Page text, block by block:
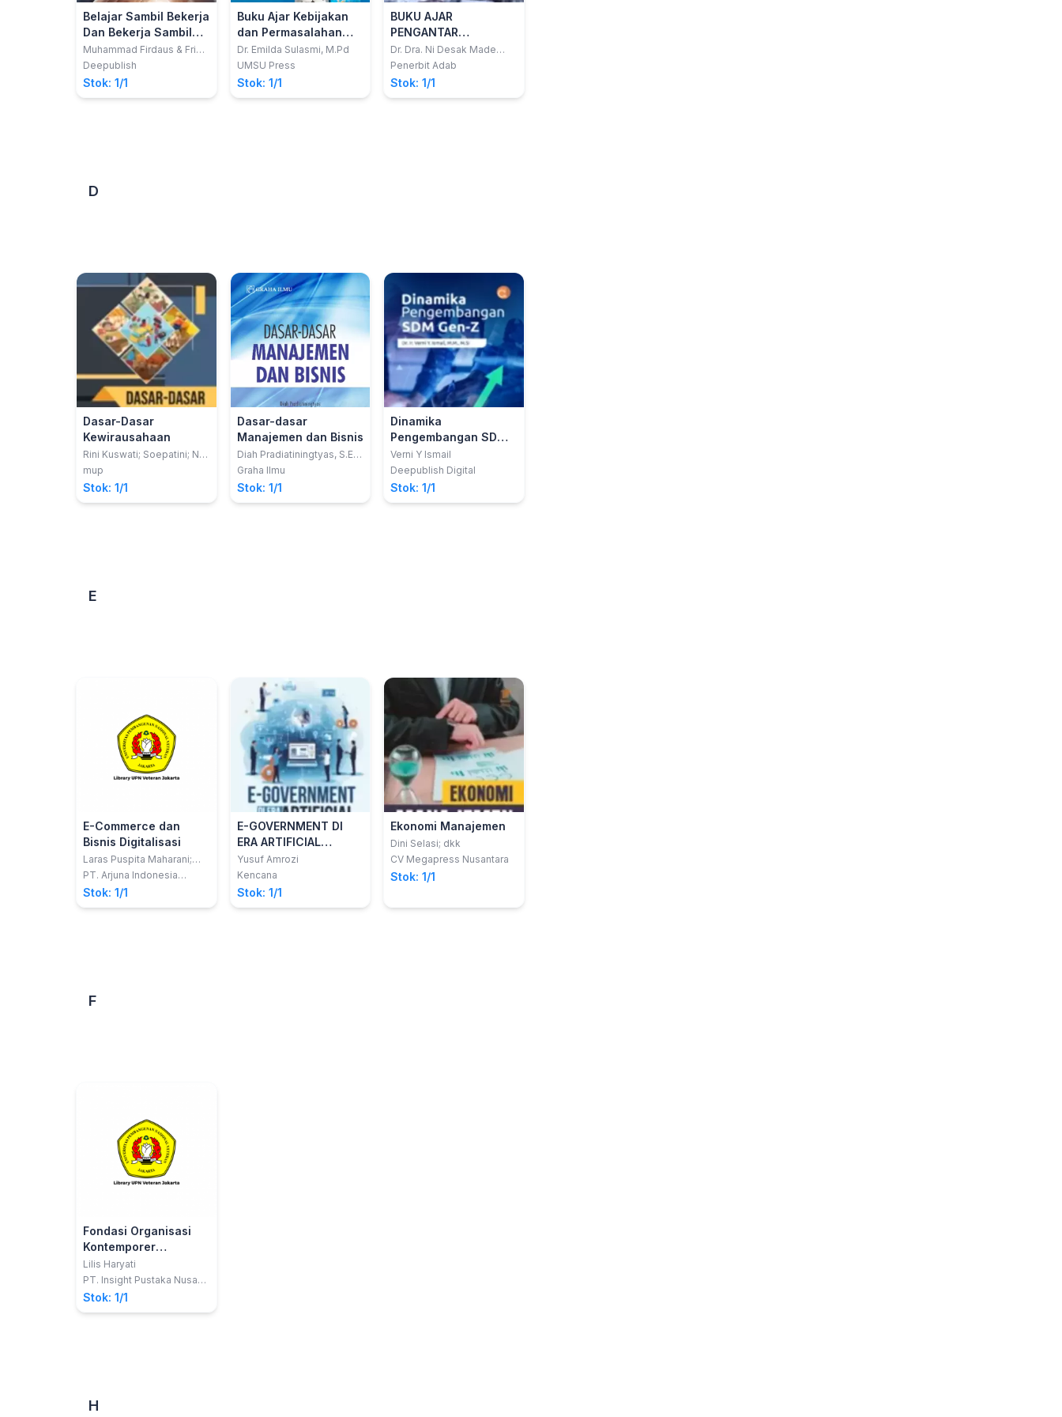
Belajar Sambil Bekerja
Dan Bekerja Sambil
Belajar
Muhammad Firdaus & Frida
Chairunisa
Deepublish
Stok: 1/1
Buku Ajar Kebijakan
dan Permasalahan
Pendidikan
Dr. Emilda Sulasmi, M.Pd
UMSU Press
Stok: 1/1
BUKU AJAR
PENGANTAR
MANAJEMEN
Dr. Dra. Ni Desak Made
Santi Diwyarthi, M.Si; I
S.Tr.Par., M.Par; Renny
Lubis, S.T, M.M; Marlina,
Penerbit Adab
Stok: 1/1
D
Dasar-Dasar
Kewirausahaan
Rini Kuswati; Soepatini; Nur
Achmad
mup
Stok: 1/1
Dasar-dasar
Manajemen dan Bisnis
Diah Pradiatiningtyas, S.E.,
M.Sc.; Chriswardana Bayu
Graha Ilmu
Stok: 1/1
Dinamika
Pengembangan SDM
Generasi - Z
Verni Y Ismail
Deepublish Digital
Stok: 1/1
E
E-Commerce dan
Bisnis Digitalisasi
Laras Puspita Maharani;
dkk
PT. Arjuna Indonesia
Mendunia
Stok: 1/1
E-GOVERNMENT DI
ERA ARTIFICIAL
INTELLIGENCE
Yusuf Amrozi
Kencana
Stok: 1/1
Ekonomi Manajemen
Dini Selasi; dkk
CV Megapress Nusantara
Stok: 1/1
F
Fondasi Organisasi
Kontemporer
Persfektif Budaya dan
Sistem Dalam
Manajemen
Lilis Haryati
PT. Insight Pustaka Nusa
Utama
Stok: 1/1
H